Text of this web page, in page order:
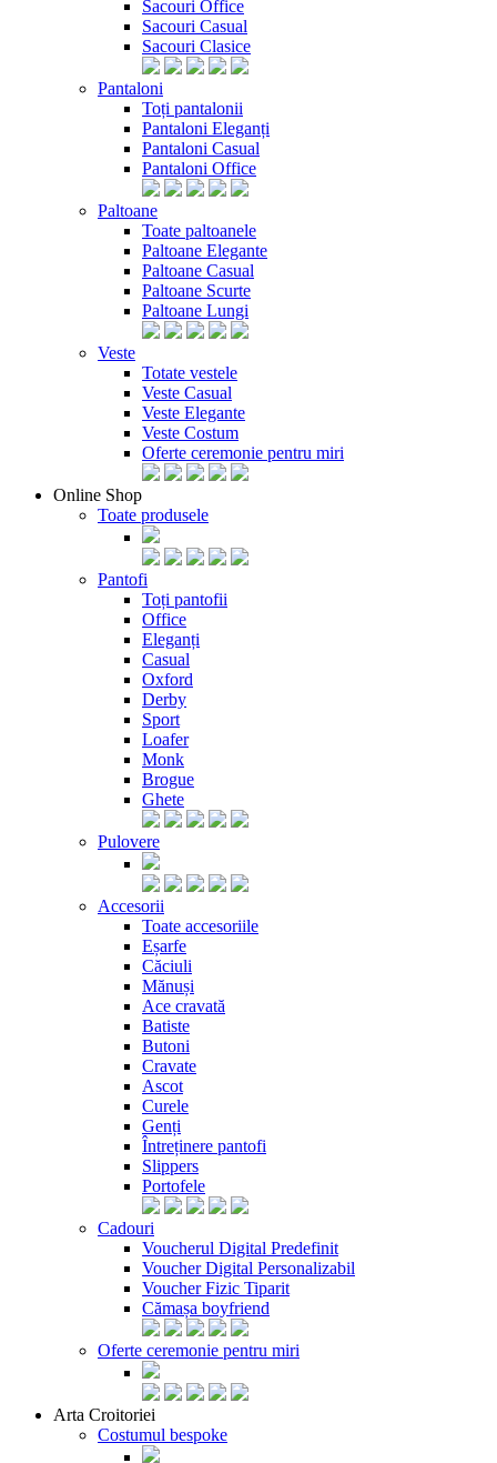
Sacouri Office
Sacouri Casual
Sacouri Clasice
Pantaloni
Toți pantalonii
Pantaloni Eleganți
Pantaloni Casual
Pantaloni Office
Paltoane
Toate paltoanele
Paltoane Elegante
Paltoane Casual
Paltoane Scurte
Paltoane Lungi
Veste
Totate vestele
Veste Casual
Veste Elegante
Veste Costum
Oferte ceremonie pentru miri
Online Shop
Toate produsele
Pantofi
Toți pantofii
Office
Eleganți
Casual
Oxford
Derby
Sport
Loafer
Monk
Brogue
Ghete
Pulovere
Accesorii
Toate accesoriile
Eșarfe
Căciuli
Mănuși
Ace cravată
Batiste
Butoni
Cravate
Ascot
Curele
Genți
Întreținere pantofi
Slippers
Portofele
Cadouri
Voucherul Digital Predefinit
Voucher Digital Personalizabil
Voucher Fizic Tiparit
Cămașa boyfriend
Oferte ceremonie pentru miri
Arta Croitoriei
Costumul bespoke